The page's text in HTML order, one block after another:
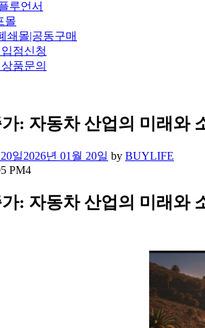
루언서
몰
쇄몰|공동구매
점신청
품문의
: 자동차 산업의 미래와
일2026년 01월 20일 by BUYLIFE
: 자동차 산업의 미래와